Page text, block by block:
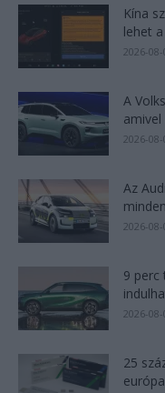
Kína
lehet
2026-
A
amivel
2026-
Az
2026-
9 perc
2026-
25